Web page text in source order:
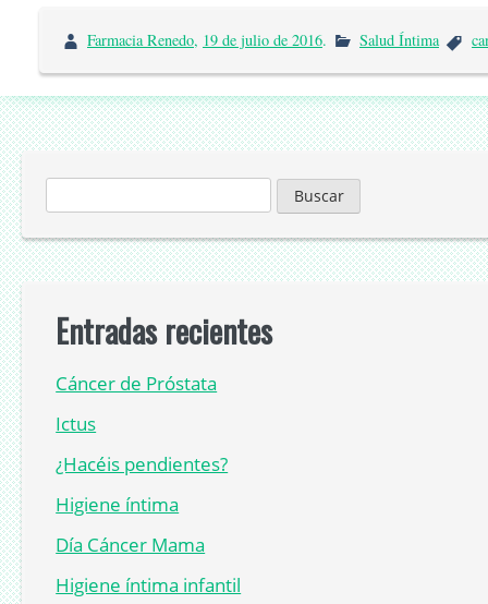
Farmacia Renedo, 19 de julio de 2016. Salud Íntima
Entradas recientes
Cáncer de Próstata
Ictus
¿Hacéis pendientes?
Higiene íntima
Día Cáncer Mama
Higiene íntima infantil